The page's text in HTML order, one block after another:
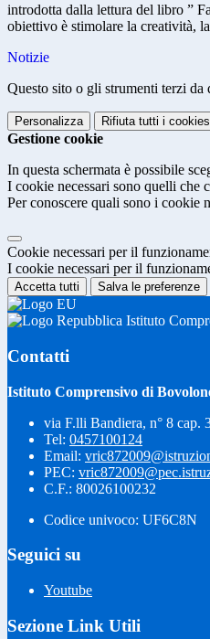
introdotta dalla lettura del libro ”
obiettivo è stimolare la creatività,
Notizie
Questo sito o gli strumenti terzi
Personalizza Rifiuta tutti i cookies
Gestione cookie
In questa schermata è possibile
I cookie necessari sono quelli che
Per conoscere quali sono i cookie
Cookie necessari per il
I cookie necessari per il
Accetta tutti Salva le preferenze
Istituto
Contatti
Istituto Comprensivo di
via F.lli Bandiera, n° 8 cap.
Tel: 0457100124
Email:
PEC:
C.F.: 80026100232
Codice univoco: UF6C8N
Seguici su
Youtube
Sezione Link Utili